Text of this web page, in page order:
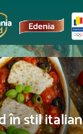
în stil italian